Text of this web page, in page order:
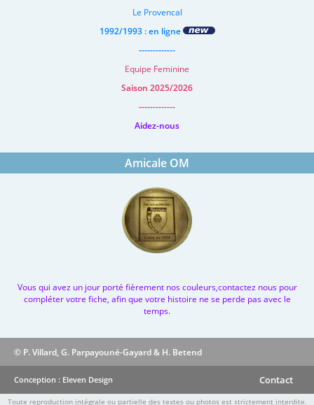
Le Provencal
1992/1993 : en ligne
-------------
Equipe Feminine
Saison 2025/2026
-------------
Aidez-nous
Amicale OM
Vous qui avez un jour porté fièrement nos couleurs,contactez nous pour
compléter votre fiche, afin que votre histoire ne se perde pas avec le
temps.
© P. Villard, G. Parpayouné-Gayard & H. Betend
Conception : Eleven Design Contact
Toute reproduction intégrale ou partielle des textes ou photos est strictement interdite.